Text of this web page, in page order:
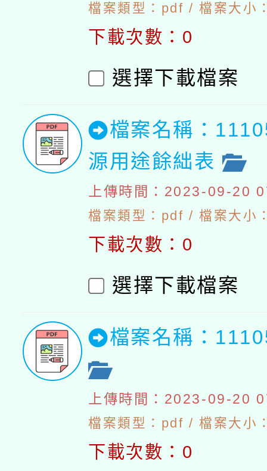
檔案類型：pdf / 檔案大小
下載次數：0
選擇下載檔案
檔案名稱：
源用途餘絀表
上傳時間：2023-09-20
檔案類型：pdf / 檔案大小
下載次數：0
選擇下載檔案
檔案名稱：
上傳時間：2023-09-20
檔案類型：pdf / 檔案大小
下載次數：0